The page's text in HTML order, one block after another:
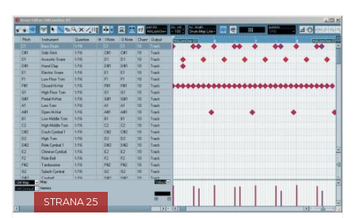
STRANA 25